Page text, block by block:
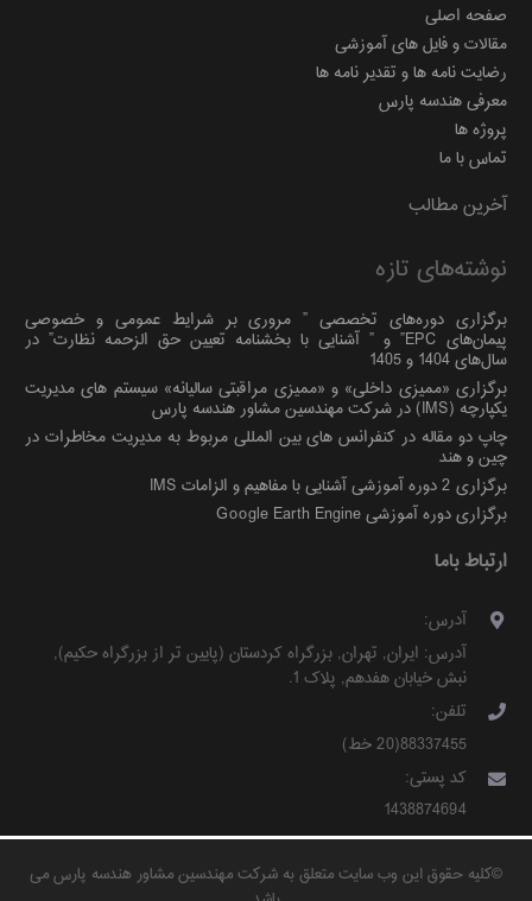
صفحه اصلی
مقالات و فایل های آموزشی
رضایت نامه ها و تقدیر نامه ها
معرفی هندسه پارس
پروژه ها
تماس با ما
آخرین مطالب
نوشته‌های تازه
برگزاری دوره‌های تخصصی ” مروری بر شرایط عمومی و خصوصی
پیمان‌های EPC” و ” آشنایی با بخشنامه تعیین حق الزحمه نظارت” در
سال‌های 1404 و 1405
برگزاری «ممیزی داخلی» و «ممیزی مراقبتی سالیانه» سیستم های مدیریت
یکپارچه (IMS) در شرکت مهندسین مشاور هندسه پارس
چاپ دو مقاله در کنفرانس های بین المللی مربوط به مدیریت مخاطرات در
چین و هند
برگزاری 2 دوره آموزشی آشنایی با مفاهیم و الزامات IMS
برگزاری دوره آموزشی Google Earth Engine
ارتباط باما
آدرس:
آدرس: ایران, تهران, بزرگراه کردستان (پایین تر از بزرگراه حکیم),
نبش خیابان هفدهم, پلاک 1 .
تلفن:
88337455(20 خط)
کد پستی:
1438874694
©کلیه حقوق این وب سایت متعلق به شرکت مهندسین مشاور هندسه پارس می